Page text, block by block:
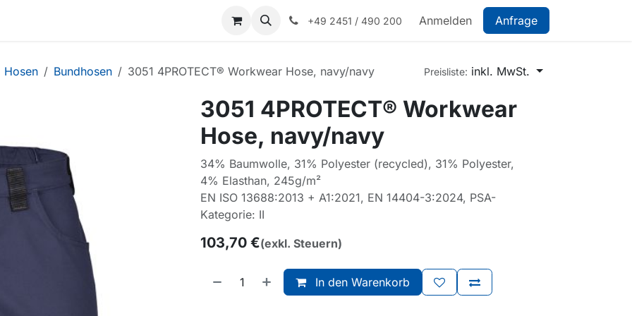
+49 2451 / 490 200 Anmelden Anfrage
Hosen Bundhosen 3051 4PROTECT® Workwear Hose, navy/navy Preisliste: inkl. MwSt.
3051 4PROTECT® Workwear
Hose, navy/navy
34% Baumwolle, 31% Polyester (recycled), 31% Polyester,
4% Elasthan, 245g/m²
EN ISO 13688:2013 + A1:2021, EN 14404-3:2024, PSA-
Kategorie: II
103,70 €(exkl. Steuern)
In den Warenkorb